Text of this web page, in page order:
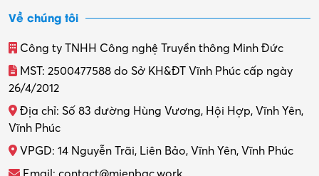
Về chúng tôi
Công ty TNHH Công nghệ Truyền thông Minh Đức
MST: 2500477588 do Sở KH&ĐT Vĩnh Phúc cấp ngày
26/4/2012
Địa chỉ: Số 83 đường Hùng Vương, Hội Hợp, Vĩnh Yên,
Vĩnh Phúc
VPGD: 14 Nguyễn Trãi, Liên Bảo, Vĩnh Yên, Vĩnh Phúc